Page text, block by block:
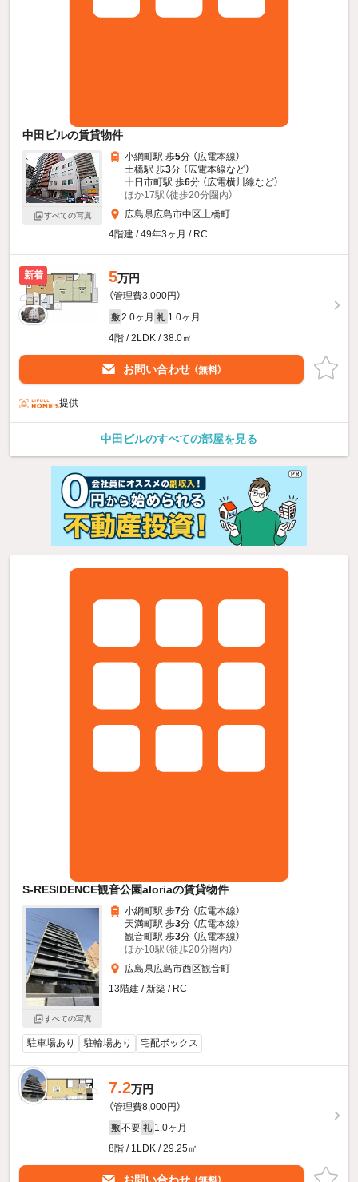
中田ビルの賃貸物件
すべての写真
小網町駅 歩5分 （広電本線）
土橋駅 歩3分 （広電本線など）
十日市町駅 歩6分 （広電横川線など）
ほか17駅（徒歩20分圏内）
広島県広島市中区土橋町
4階建 / 49年3ヶ月 / RC
新着 5万円
（管理費3,000円）
敷 2.0ヶ月 礼 1.0ヶ月
4階 / 2LDK / 38.0㎡
お問い合わせ （無料）
提供
中田ビルのすべての部屋を見る
S-RESIDENCE観音公園aloriaの賃貸物件
すべての写真
小網町駅 歩7分 （広電本線）
天満町駅 歩3分 （広電本線）
観音町駅 歩3分 （広電本線）
ほか10駅（徒歩20分圏内）
広島県広島市西区観音町
13階建 / 新築 / RC
駐車場あり 駐輪場あり 宅配ボックス
7.2万円
（管理費8,000円）
敷 不要 礼 1.0ヶ月
8階 / 1LDK / 29.25㎡